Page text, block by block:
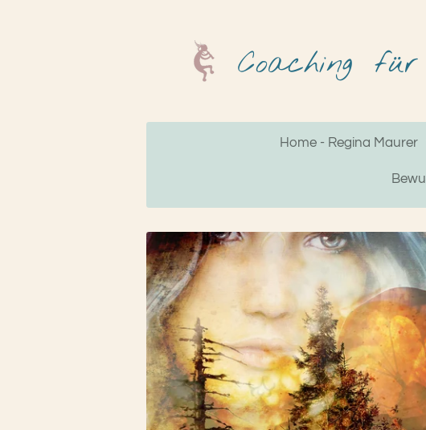
Coaching für
Home - Regina Maurer